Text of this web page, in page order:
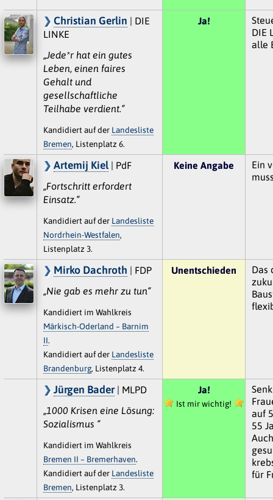
Christian Gerlin | DIE
LINKE
„Jede*r hat ein gutes
Leben, einen faires
Gehalt und
gesellschaftliche
Teilhabe verdient.“
Kandidiert auf der Landesliste
Bremen, Listenplatz 6.
Ja!
DIE
alle
Artemij Kiel | PdF
„Fortschritt erfordert
Einsatz.“
Kandidiert auf der Landesliste
Nordrhein-Westfalen,
Listenplatz 3.
Keine Angabe
Ein
Mirko Dachroth | FDP
„Nie gab es mehr zu tun“
Kandidiert im Wahlkreis
Märkisch-Oderland – Barnim
II.
Kandidiert auf der Landesliste
Brandenburg, Listenplatz 4.
Unentschieden
Das
Jürgen Bader| MLPD
„1000 Krisen eine Lösung:
Sozialismus “
Kandidiert im Wahlkreis
Bremen II – Bremerhaven.
Kandidiert auf der Landesliste
Bremen, Listenplatz 3.
Ja!
Ist mir wichtig!
auf
55
für